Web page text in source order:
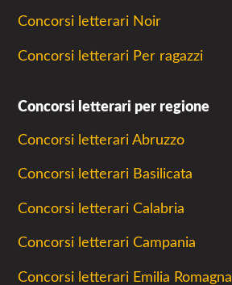
Concorsi letterari Noir
Concorsi letterari Per ragazzi
Concorsi letterari per regione
Concorsi letterari Abruzzo
Concorsi letterari Basilicata
Concorsi letterari Calabria
Concorsi letterari Campania
Concorsi letterari Emilia Romagna